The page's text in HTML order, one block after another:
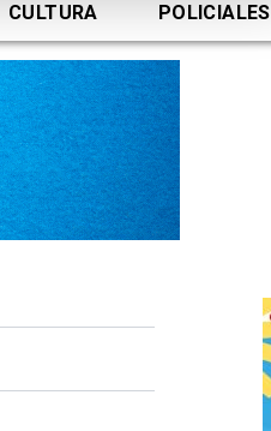
CULTURA POLICIALES